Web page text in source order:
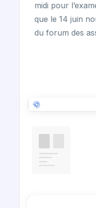
midi pour
que le 14 juin
du forum des